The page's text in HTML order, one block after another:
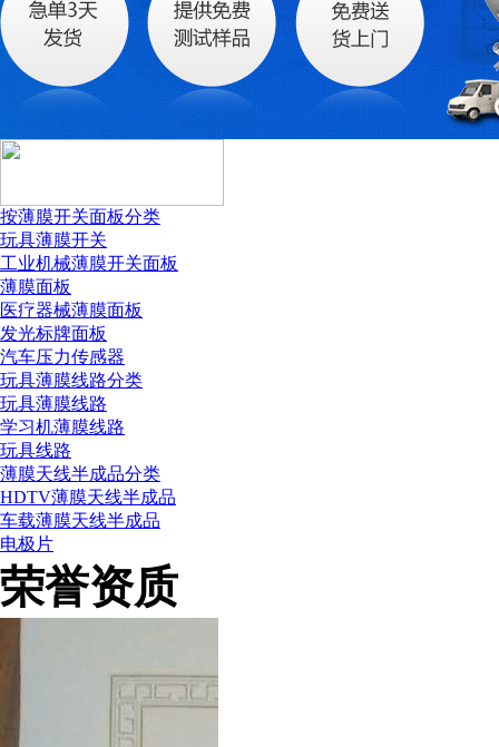
按薄膜开关面板分类
玩具薄膜开关
工业机械薄膜开关面板
薄膜面板
医疗器械薄膜面板
发光标牌面板
汽车压力传感器
玩具薄膜线路分类
玩具薄膜线路
学习机薄膜线路
玩具线路
薄膜天线半成品分类
HDTV薄膜天线半成品
车载薄膜天线半成品
电极片
荣誉资质
组织机构代码证
国税务登记证